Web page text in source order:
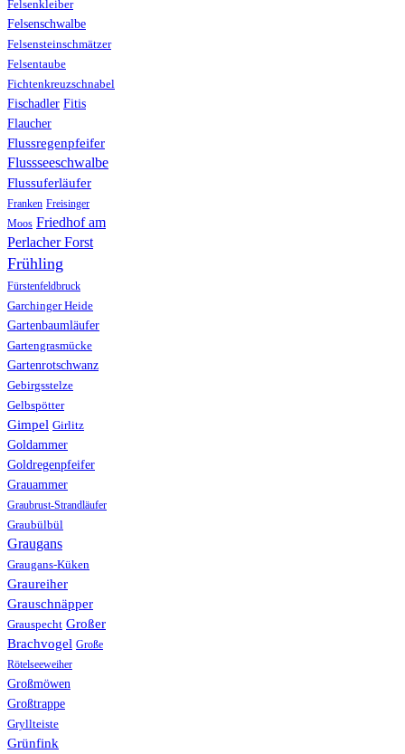
Felsenkleiber
Felsenschwalbe
Felsensteinschmätzer
Felsentaube
Fichtenkreuzschnabel
Fischadler Fitis
Flaucher
Flussregenpfeifer
Flussseeschwalbe
Flussuferläufer
Franken Freisinger
Moos Friedhof am
Perlacher Forst
Frühling
Fürstenfeldbruck
Garchinger Heide
Gartenbaumläufer
Gartengrasmücke
Gartenrotschwanz
Gebirgsstelze
Gelbspötter
Gimpel Girlitz
Goldammer
Goldregenpfeifer
Grauammer
Graubrust-Strandläufer
Graubülbül
Graugans
Graugans-Küken
Graureiher
Grauschnäpper
Grauspecht Großer
Brachvogel Große
Rötelseeweiher
Großmöwen
Großtrappe
Gryllteiste
Grünfink